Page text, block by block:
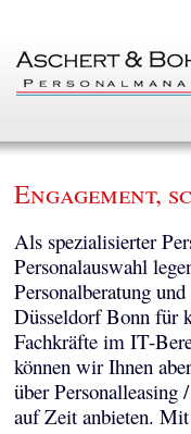
Engagement,
Als spezialisierter
Personalauswahl
Personalberatung
Düsseldorf Bonn für
Fachkräfte im IT-
können wir Ihnen
über
auf Zeit anbieten. Mit